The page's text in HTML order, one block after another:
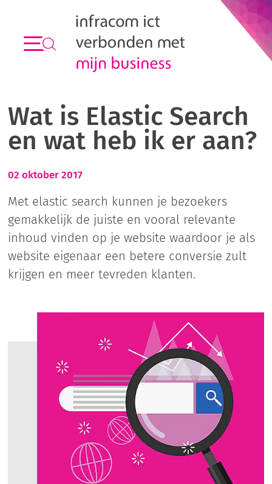
Wat is Elastic Search
en wat heb ik er aan?
02 oktober 2017
Met elastic search kunnen je bezoekers
gemakkelijk de juiste en vooral relevante
inhoud vinden op je website waardoor je als
website eigenaar een betere conversie zult
krijgen en meer tevreden klanten.